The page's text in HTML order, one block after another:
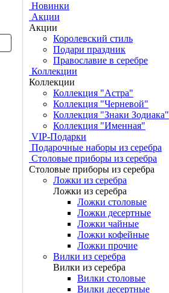
Новинки
Акции
Акции
Королевский стиль
Подари праздник
Православие в серебре
Коллекции
Коллекции
Коллекция "Астра"
Коллекция "Черневой"
Коллекция "Знаки Зодиака"
Коллекция "Именная"
VIP-Подарки
Подарочные наборы из серебра
Столовые приборы из серебра
Столовые приборы из серебра
Ложки из серебра
Ложки из серебра
Ложки столовые
Ложки десертные
Ложки чайные
Ложки кофейные
Ложки прочие
Вилки из серебра
Вилки из серебра
Вилки столовые
Вилки десертные